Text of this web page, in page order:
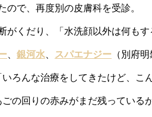
ので、再度別の皮膚科を受診。
がくだり、「水洗顔以外は何も
銀河水 スパエナジー （別府
ろんな治療をしてきたけど、こ
の回りの赤みがまだ残っている